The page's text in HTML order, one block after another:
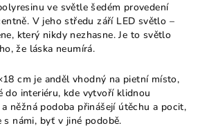
ve světle šedém provedení
V jeho středu září LED světlo –
který nikdy nezhasne. Je to světlo
že láska neumírá.
cm je anděl vhodný na pietní místo,
do interiéru, kde vytvoří klidnou
něžná podoba přinášejí útěchu a pocit,
námi, byť v jiné podobě.